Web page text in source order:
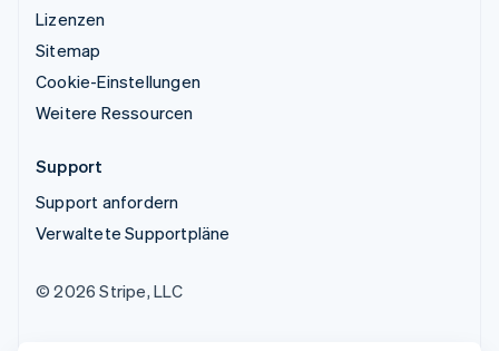
Lizenzen
Sitemap
Cookie-Einstellungen
Weitere Ressourcen
Support
Support anfordern
Verwaltete Supportpläne
© 2026 Stripe, LLC